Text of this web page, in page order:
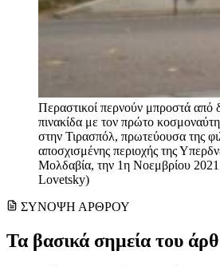
Περαστικοί περνούν μπροστά από
πινακίδα με τον πρώτο
στην Τιρασπόλ, πρωτεύουσα της
αποσχισμένης περιοχής της
Μολδαβία, την 1η Νοεμβρίου
Lovetsky)
ΣΥΝΟΨΗ ΑΡΘΡΟΥ
Τα βασικά σημεία του